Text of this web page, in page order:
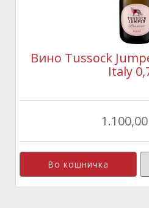
Вино Tussock
Italy